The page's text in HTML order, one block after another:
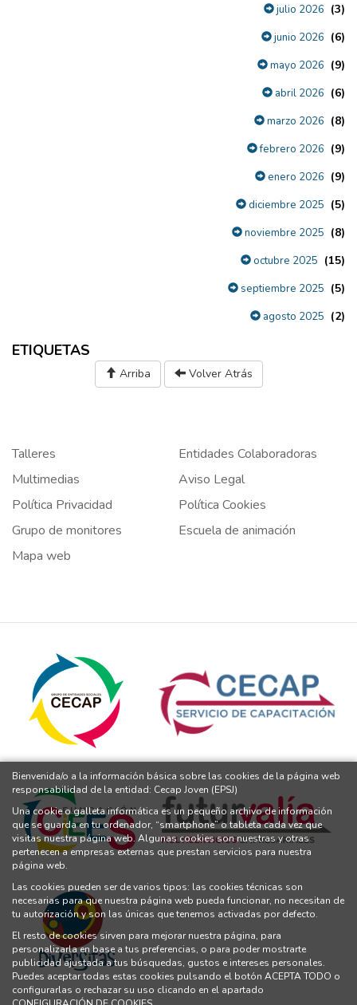
julio 2026 (3)
junio 2026 (6)
mayo 2026 (9)
abril 2026 (6)
marzo 2026 (8)
febrero 2026 (9)
enero 2026 (9)
diciembre 2025 (5)
noviembre 2025 (8)
octubre 2025 (15)
septiembre 2025 (5)
agosto 2025 (2)
ETIQUETAS
Arriba Volver Atrás
Talleres
Entidades Colaboradoras
Multimedias
Aviso Legal
Política Privacidad
Política Cookies
Grupo de monitores
Escuela de animación
Mapa web
Bienvenida/o a la información básica sobre las cookies de la página web
responsabilidad de la entidad: Cecap Joven (EPSJ)
Una cookie o galleta informática es un pequeño archivo de información
que se guarda en tu ordenador, “smartphone” o tableta cada vez que
visitas nuestra página web. Algunas cookies son nuestras y otras
pertenecen a empresas externas que prestan servicios para nuestra
página web.
Las cookies pueden ser de varios tipos: las cookies técnicas son
necesarias para que nuestra página web pueda funcionar, no necesitan de
tu autorización y son las únicas que tenemos activadas por defecto.
El resto de cookies sirven para mejorar nuestra página, para
personalizarla en base a tus preferencias, o para poder mostrarte
publicidad ajustada a tus búsquedas, gustos e intereses personales.
Puedes aceptar todas estas cookies pulsando el botón ACEPTA TODO o
configurarlas o rechazar su uso clicando en el apartado